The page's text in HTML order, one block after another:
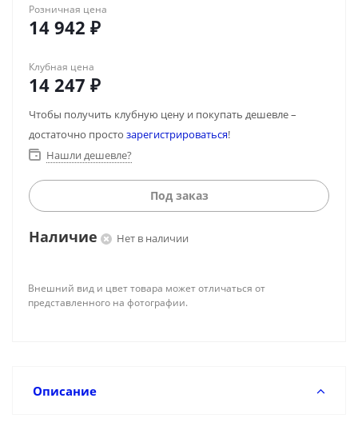
Розничная цена
14 942 ₽
Клубная цена
14 247 ₽
Чтобы получить клубную цену и покупать дешевле –
достаточно просто зарегистрироваться!
Нашли дешевле?
Под заказ
Наличие Нет в наличии
Внешний вид и цвет товара может отличаться от
представленного на фотографии.
Описание